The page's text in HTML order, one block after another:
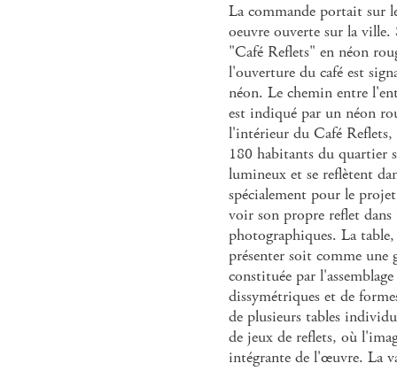
La commande portait sur
oeuvre ouverte sur la ville.
"Café Reflets" en néon
l'ouverture du café est
néon. Le chemin entre
est indiqué par un néon
l'intérieur du Café Reflets,
180 habitants du quartier
lumineux et se reflètent
spécialement pour le
voir son propre reflet dans
photographiques. La
présenter soit comme une
constituée par
dissymétriques et de
de plusieurs tables
de jeux de reflets, où
intégrante de l'œuvre. La